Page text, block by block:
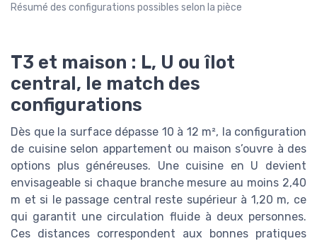
Résumé des configurations possibles selon la pièce
T3 et maison : L, U ou îlot
central, le match des
configurations
Dès que la surface dépasse 10 à 12 m², la configuration
de cuisine selon appartement ou maison s’ouvre à des
options plus généreuses. Une cuisine en U devient
envisageable si chaque branche mesure au moins 2,40
m et si le passage central reste supérieur à 1,20 m, ce
qui garantit une circulation fluide à deux personnes.
Ces distances correspondent aux bonnes pratiques